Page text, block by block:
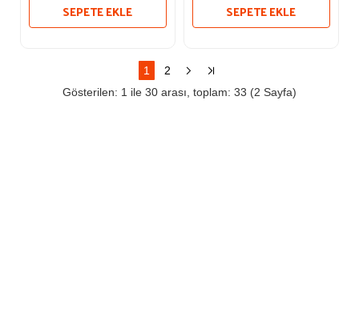
SEPETE EKLE
SEPETE EKLE
1
2
Gösterilen: 1 ile 30 arası, toplam: 33 (2 Sayfa)